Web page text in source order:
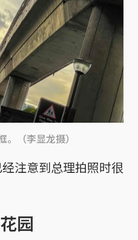
（李显龙摄）
注意到总理拍照时很
园